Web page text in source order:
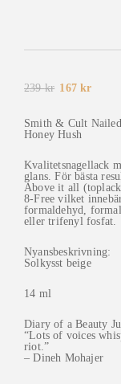
239kr Det
var:
239 kr.
167krDet
är:
Smith & Cult
Honey Hush
Kvalitetsnagellack
glans. För bästa
Above it all
8-Free vilket
formaldehyd,
eller trifenyl fosfat.
Nyansbeskrivning:
Solkysst beige
14 ml
Diary of a Beauty
“Lots of voices
riot.”
– Dineh Mohajer